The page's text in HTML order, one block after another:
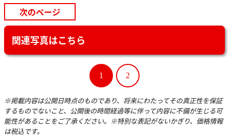
次のページ
関連写真はこちら
1 2
※掲載内容は公開日時点のものであり、将来にわたってその真正性を保証
するものでないこと、公開後の時間経過等に伴って内容に不備が生じる可
能性があることをご了承ください。※特別な表記がないかぎり、価格情報
は税込です。